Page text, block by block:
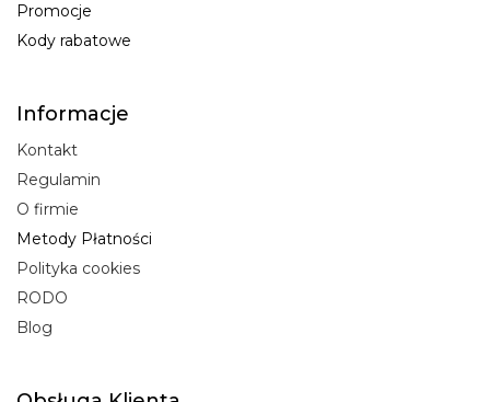
Promocje
Kody rabatowe
Informacje
Kontakt
Regulamin
O firmie
Metody Płatności
Polityka cookies
RODO
Blog